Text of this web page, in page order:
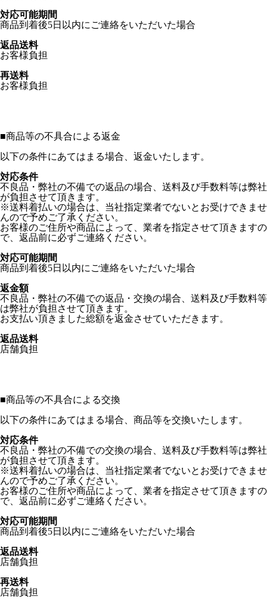
対応可能期間
商品到着後5日以内にご連絡をいただいた場合
返品送料
お客様負担
再送料
お客様負担
■商品等の不具合による返金
以下の条件にあてはまる場合、返金いたします。
対応条件
不良品・弊社の不備での返品の場合、送料及び手数料等は弊社
が負担させて頂きます。
※送料着払いの場合は、当社指定業者でないとお受けできませ
んので予めご了承ください。
お客様のご住所や商品によって、業者を指定させて頂きますの
で、返品前に必ずご連絡ください。
対応可能期間
商品到着後5日以内にご連絡をいただいた場合
返金額
不良品・弊社の不備での返品・交換の場合、送料及び手数料等
は弊社が負担させて頂きます。
お支払い頂きました総額を返金させていただきます。
返品送料
店舗負担
■商品等の不具合による交換
以下の条件にあてはまる場合、商品等を交換いたします。
対応条件
不良品・弊社の不備での交換の場合、送料及び手数料等は弊社
が負担させて頂きます。
※送料着払いの場合は、当社指定業者でないとお受けできませ
んので予めご了承ください。
お客様のご住所や商品によって、業者を指定させて頂きますの
で、返品前に必ずご連絡ください。
対応可能期間
商品到着後5日以内にご連絡をいただいた場合
返品送料
店舗負担
再送料
店舗負担